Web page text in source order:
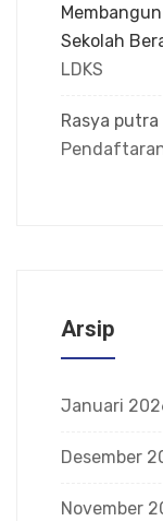
Sekolah
LDKS
Rasya
Arsip
Januari
Desember
November